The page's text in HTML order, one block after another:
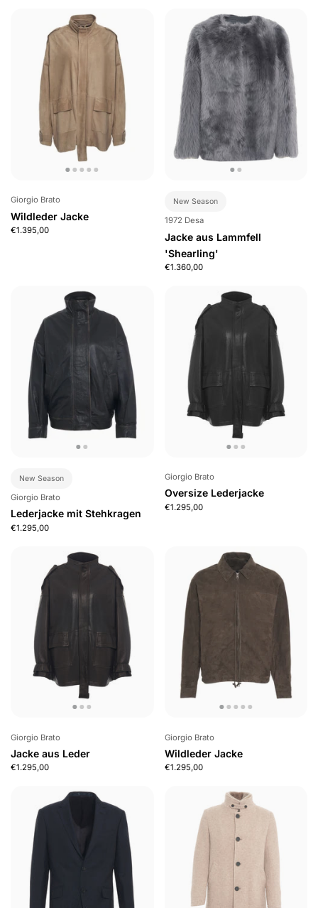
Giorgio Brato
Wildleder Jacke
€1.395,00
New Season
1972 Desa
Jacke aus Lammfell
'Shearling'
€1.360,00
New Season
Giorgio Brato
Lederjacke mit Stehkragen
€1.295,00
Giorgio Brato
Oversize Lederjacke
€1.295,00
Giorgio Brato
Jacke aus Leder
€1.295,00
Giorgio Brato
Wildleder Jacke
€1.295,00